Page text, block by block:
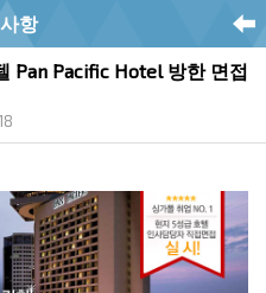
항
Pan Pacific Hotel 방한 면접